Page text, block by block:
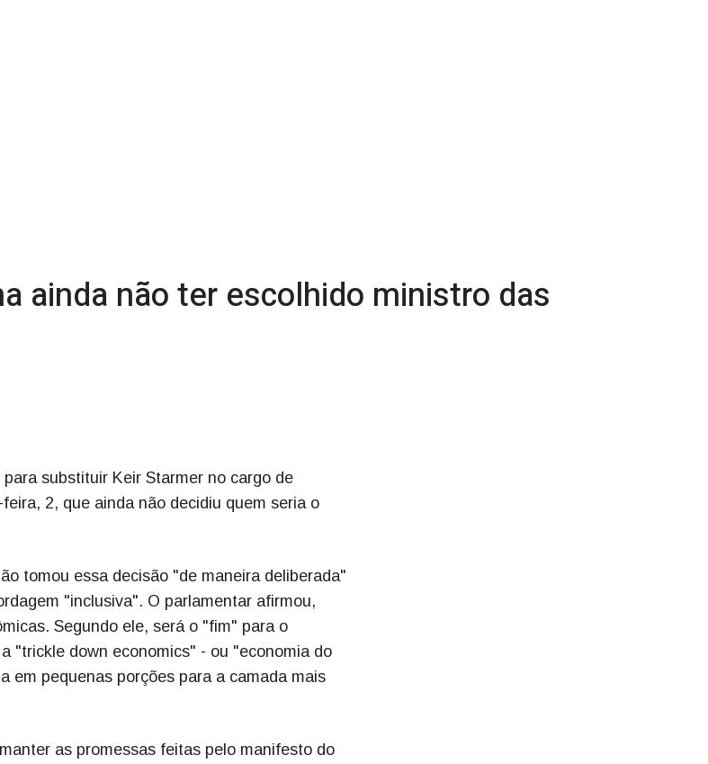
ainda não ter escolhido ministro das
substituir Keir Starmer no cargo de
2, que ainda não decidiu quem seria o
tomou essa decisão "de maneira deliberada"
"inclusiva". O parlamentar afirmou,
Segundo ele, será o "fim" para o
"trickle down economics" - ou "economia do
em pequenas porções para a camada mais
as promessas feitas pelo manifesto do